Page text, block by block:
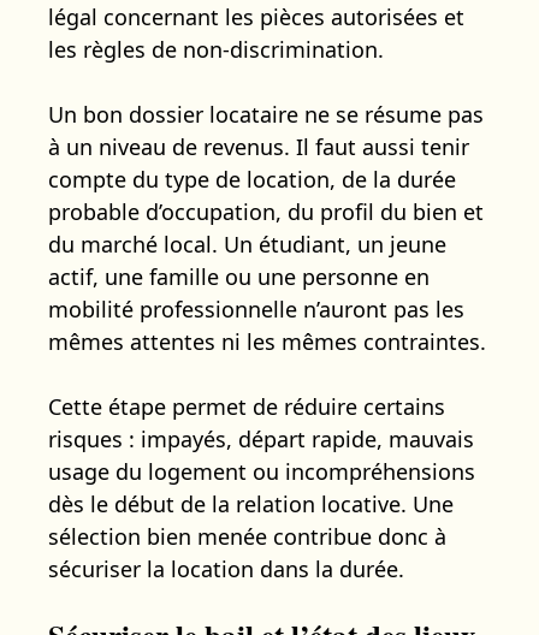
légal concernant les pièces autorisées et
les règles de non-discrimination.
Un bon dossier locataire ne se résume pas
à un niveau de revenus. Il faut aussi tenir
compte du type de location, de la durée
probable d’occupation, du profil du bien et
du marché local. Un étudiant, un jeune
actif, une famille ou une personne en
mobilité professionnelle n’auront pas les
mêmes attentes ni les mêmes contraintes.
Cette étape permet de réduire certains
risques : impayés, départ rapide, mauvais
usage du logement ou incompréhensions
dès le début de la relation locative. Une
sélection bien menée contribue donc à
sécuriser la location dans la durée.